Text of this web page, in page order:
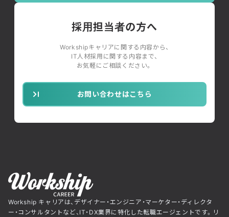
採用担当者の方へ
Workshipキャリアに関する内容から、
IT人材採用に関する内容まで、
お気軽にご相談ください。
お問い合わせはこちら
Workship キャリアは、デザイナー・エンジニア・マーケター・ディレクタ
ー・コンサルタントなど、IT・DX業界に特化した転職エージェントです。リ